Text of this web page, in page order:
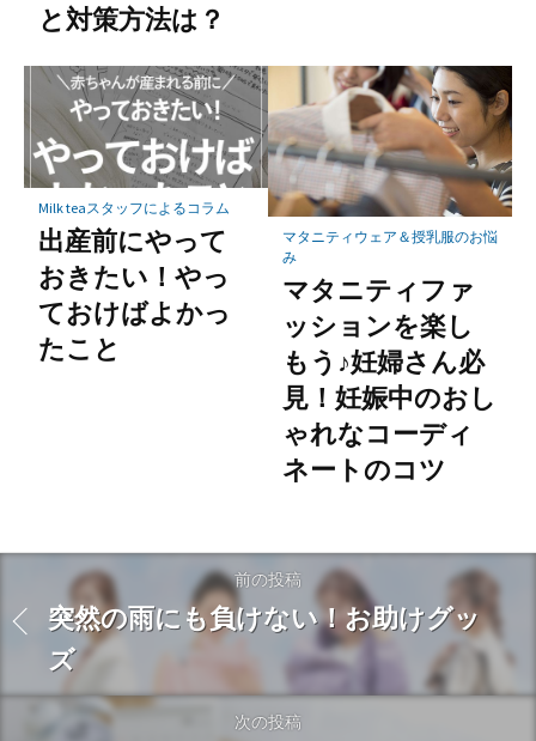
と対策方法は？
Milk teaスタッフによるコラム
出産前にやって
おきたい！やっ
ておけばよかっ
たこと
マタニティウェア＆授乳服のお悩
み
マタニティファ
ッションを楽し
もう♪妊婦さん必
見！妊娠中のおし
ゃれなコーディ
ネートのコツ
前の投稿
突然の雨にも負けない！お助けグッ
ズ
次の投稿